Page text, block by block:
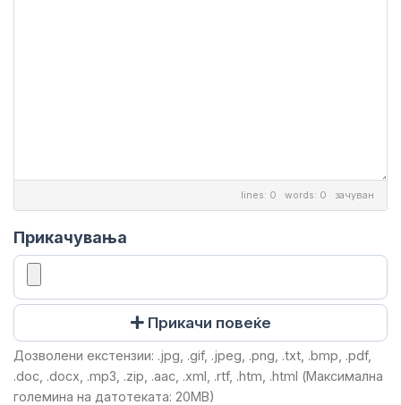
lines: 0 words: 0 зачуван
Прикачувања
Прикачи повеќе
Дозволени екстензии: .jpg, .gif, .jpeg, .png, .txt, .bmp, .pdf,
.doc, .docx, .mp3, .zip, .aac, .xml, .rtf, .htm, .html (Максимална
големина на датотеката: 20MB)